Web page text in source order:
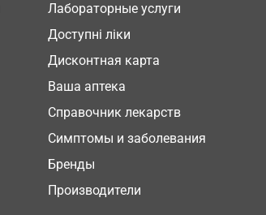
Лабораторные услуги
Доступні ліки
Дисконтная карта
Ваша аптека
Справочник лекарств
Симптомы и заболевания
Бренды
Производители